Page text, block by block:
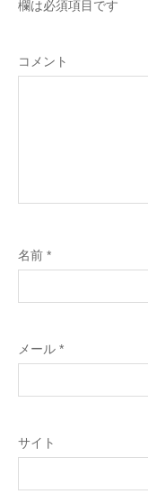
欄は必須項目です
コメント
名前 *
メール *
サイト